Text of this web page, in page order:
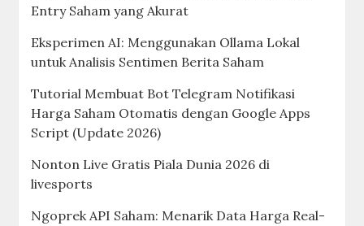
Entry Saham yang Akurat
Eksperimen AI: Menggunakan Ollama Lokal
untuk Analisis Sentimen Berita Saham
Tutorial Membuat Bot Telegram Notifikasi
Harga Saham Otomatis dengan Google Apps
Script (Update 2026)
Nonton Live Gratis Piala Dunia 2026 di
livesports
Ngoprek API Saham: Menarik Data Harga Real-